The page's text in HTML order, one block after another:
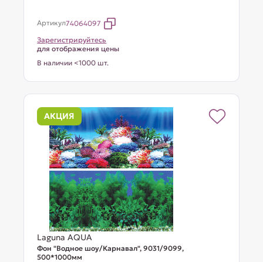
Артикул74064097
Зарегистрируйтесь
для отображения цены
В наличии <1000 шт.
АКЦИЯ
Laguna AQUA
Фон "Водное шоу/Карнавал", 9031/9099,
500*1000мм